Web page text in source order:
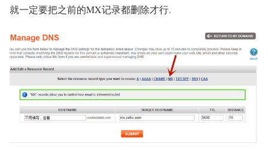
就一定要把之前的MX记录都删除才行.